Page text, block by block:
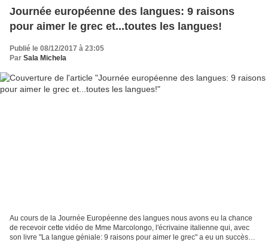
Journée européenne des langues: 9 raisons
pour aimer le grec et...toutes les langues!
Publié le 08/12/2017 à 23:05
Par Sala Michela
Au cours de la Journée Européenne des langues nous avons eu la chance
de recevoir cette vidéo de Mme Marcolongo, l'écrivaine italienne qui, avec
son livre "La langue géniale: 9 raisons pour aimer le grec" a eu un succès